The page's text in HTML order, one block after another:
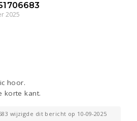
2025
hoor.
korte kant.
wijzigde dit bericht op 10-09-2025